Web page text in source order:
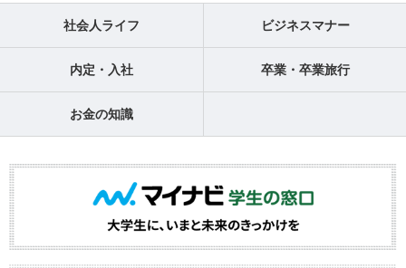
社会人ライフ ビジネスマナー
内定・入社 卒業・卒業旅行
お金の知識